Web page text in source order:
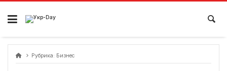
перейти
содержанию
Рубрика: Бизнес